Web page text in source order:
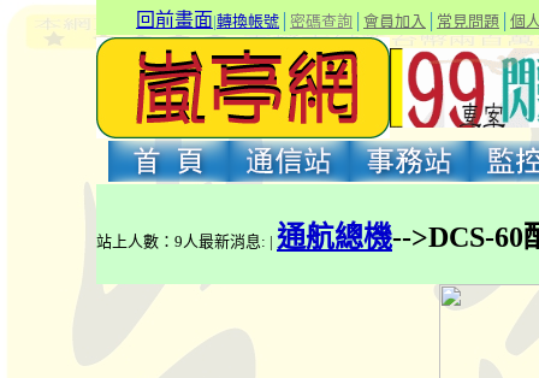
回前畫面|轉換帳號 密碼查詢 會員加入 常見問題 個
站上人數：9人最新消息: | 通航總機-->DCS-60